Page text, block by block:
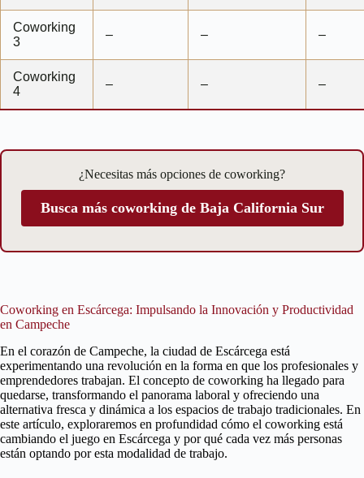
Coworking
3
– – –
Coworking
4
– – –
¿Necesitas más opciones de coworking?
Busca más coworking de Baja California Sur
Coworking en Escárcega: Impulsando la Innovación y Productividad
en Campeche
En el corazón de Campeche, la ciudad de Escárcega está
experimentando una revolución en la forma en que los profesionales y
emprendedores trabajan. El concepto de coworking ha llegado para
quedarse, transformando el panorama laboral y ofreciendo una
alternativa fresca y dinámica a los espacios de trabajo tradicionales. En
este artículo, exploraremos en profundidad cómo el coworking está
cambiando el juego en Escárcega y por qué cada vez más personas
están optando por esta modalidad de trabajo.